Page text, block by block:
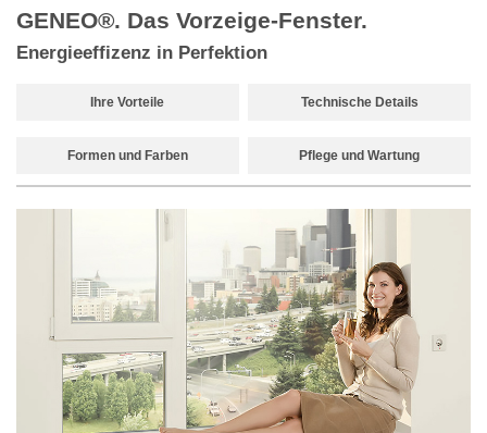
GENEO®. Das Vorzeige-Fenster.
Energieeffizenz in Perfektion
Ihre Vorteile Technische Details
Formen und Farben Pflege und Wartung